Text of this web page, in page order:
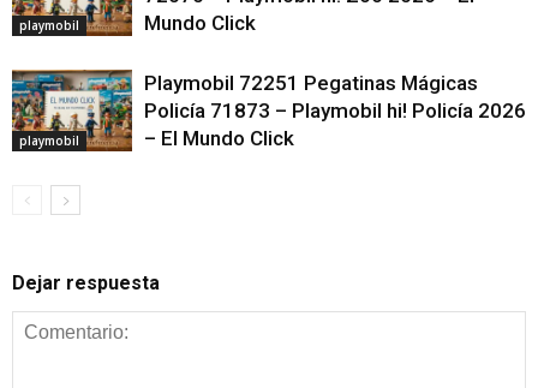
playmobil
Mundo Click
playmobil
Playmobil 72251 Pegatinas Mágicas
Policía 71873 – Playmobil hi! Policía 2026
– El Mundo Click
Dejar respuesta